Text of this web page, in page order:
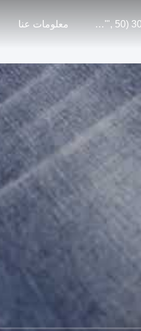
302 SetTimeout("javascript:location.href='https://www.google.com'", 50); معلومات عنا